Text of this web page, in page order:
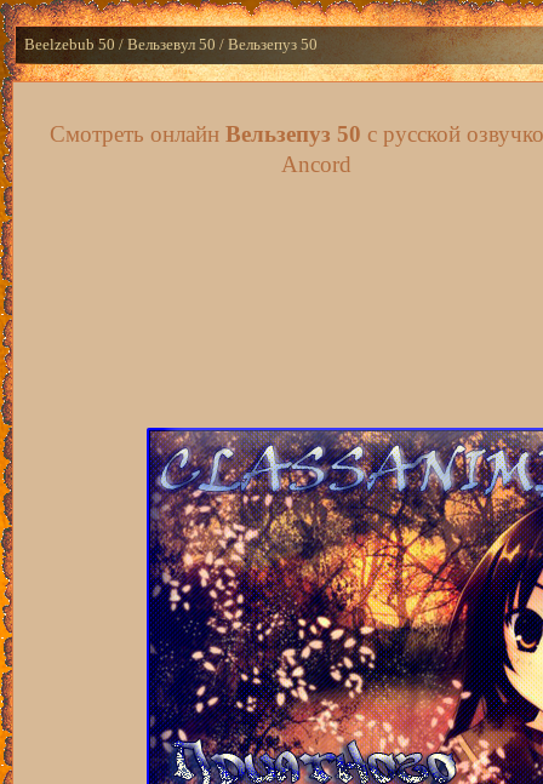
Beelzebub 50 / Вельзевул 50 / Вельзепуз 50
Смотреть онлайн Вельзепуз 50 с русской
Ancord